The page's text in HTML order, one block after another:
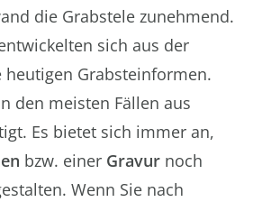
die Grabstele zunehmend.
sich aus der
heutigen Grabsteinformen.
den meisten Fällen aus
Es bietet sich immer an,
bzw. einer Gravur noch
Wenn Sie nach